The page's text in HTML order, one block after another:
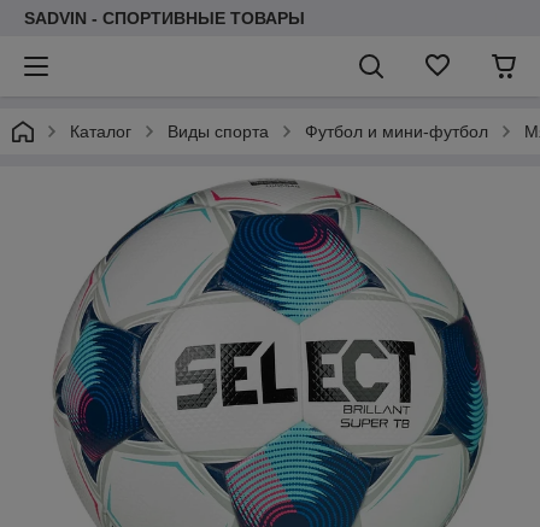
SADVIN - СПОРТИВНЫЕ ТОВАРЫ
Каталог Виды спорта Футбол и мини-футбол